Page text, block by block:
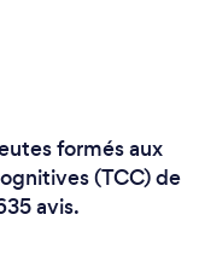
formés aux
(TCC) de
avis.